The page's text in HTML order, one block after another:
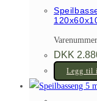
DKK
Legg til